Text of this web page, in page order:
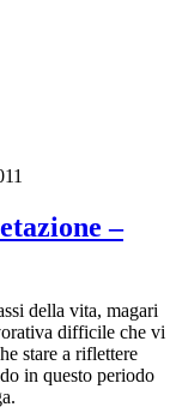
–
della vita, magari
difficile che vi
stare a riflettere
in questo periodo